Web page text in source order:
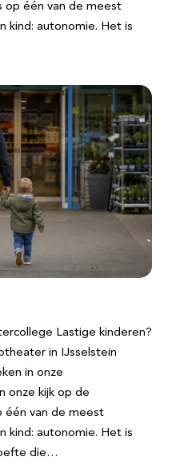
op één van de meest
kind: autonomie. Het is
Lastige kinderen?
in IJsselstein
in onze
onze kijk op de
één van de meest
kind: autonomie. Het is
die…